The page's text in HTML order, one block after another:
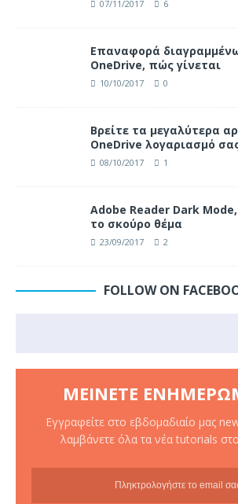
07/11/2017 6
Επαναφορά
OneDrive, πώς γίνεται
10/10/2017 0
Βρείτε τα μεγαλύτερα
OneDrive λογαριασμό
08/10/2017 1
Adobe Reader Dark
το σκούρο θέμα
23/09/2017 2
FOLLOW ON
ΜΕΊΝΕΤΕ
Εγγραφείτε στο εβδομαδιαίο μας
λαμβάνετε όλα τα νέα tutorials